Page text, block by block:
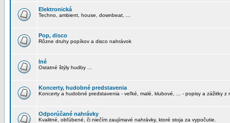
Elektronická
Techno, ambient, house, downbeat, ...
Pop, disco
Rôzne druhy popíkov a disco nahrávok
Iné
Ostatné štýly hudby ...
Koncerty, hudobné predstavenia
Koncerty a hudobné predstavenia - veľké, malé, klubové, ... - popisy a zážitky z
Odporúčané nahrávky
Kvalitné, obľúbené, či niečím zaujímavé nahrávky, ktoré stoja za vypočutie.